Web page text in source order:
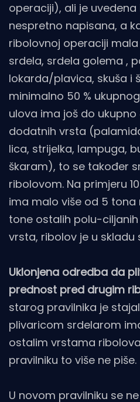
operaciji), ali je uvedena
nespretno napisana, a
ribolovnoj operaciji
srdela, srdela golema ,
lokarda/plavica, skuša i
minimalno 50 %
ulova ima još do ukupno
dodatnih vrsta
lica, strijelka, lampuga,
škaram), to se također
ribolovom. Na primjeru
ima malo više od 5 tona
tone ostalih polu-
vrsta, ribolov je u skladu
Uklonjena odredba da
prednost pred drugim
starog pravilnika je
plivaricom srdelarom
ostalim vrstama
pravilniku to više ne piše.
U novom pravilniku se